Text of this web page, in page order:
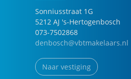
Sonniusstraat 1G
5212 AJ 's-Hertogenbosch
073-7502868
denbosch@vbtmakelaars.nl
Naar vestiging